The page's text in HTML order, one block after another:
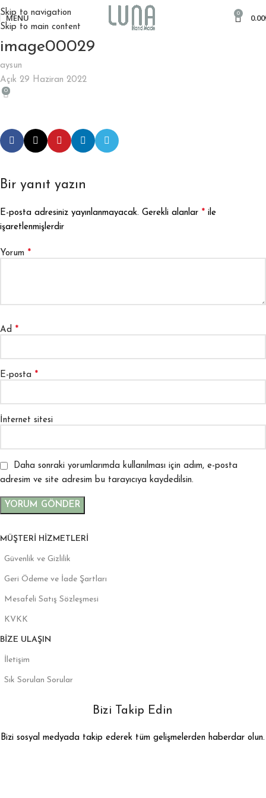
Skip to navigation
Skip to main content
MENÜ 0 0.00
image00029
aysun
Açık 29 Haziran 2022
0
Bir yanıt yazın
E-posta adresiniz yayınlanmayacak. Gerekli alanlar * ile
işaretlenmişlerdir
Yorum *
Ad *
E-posta *
İnternet sitesi
Daha sonraki yorumlarımda kullanılması için adım, e-posta
adresim ve site adresim bu tarayıcıya kaydedilsin.
MÜŞTERI HIZMETLERI
Güvenlik ve Gizlilik
Geri Ödeme ve İade Şartları
Mesafeli Satış Sözleşmesi
KVKK
BIZE ULAŞIN
İletişim
Sık Sorulan Sorular
Bizi Takip Edin
Bizi sosyal medyada takip ederek tüm gelişmelerden haberdar olun.